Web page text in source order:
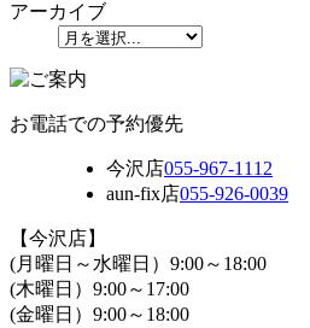
アーカイブ
お電話での予約優先
今沢店055-967-1112
aun-fix店055-926-0039
【今沢店】
(月曜日～水曜日）9:00～18:00
(木曜日）9:00～17:00
(金曜日）9:00～18:00